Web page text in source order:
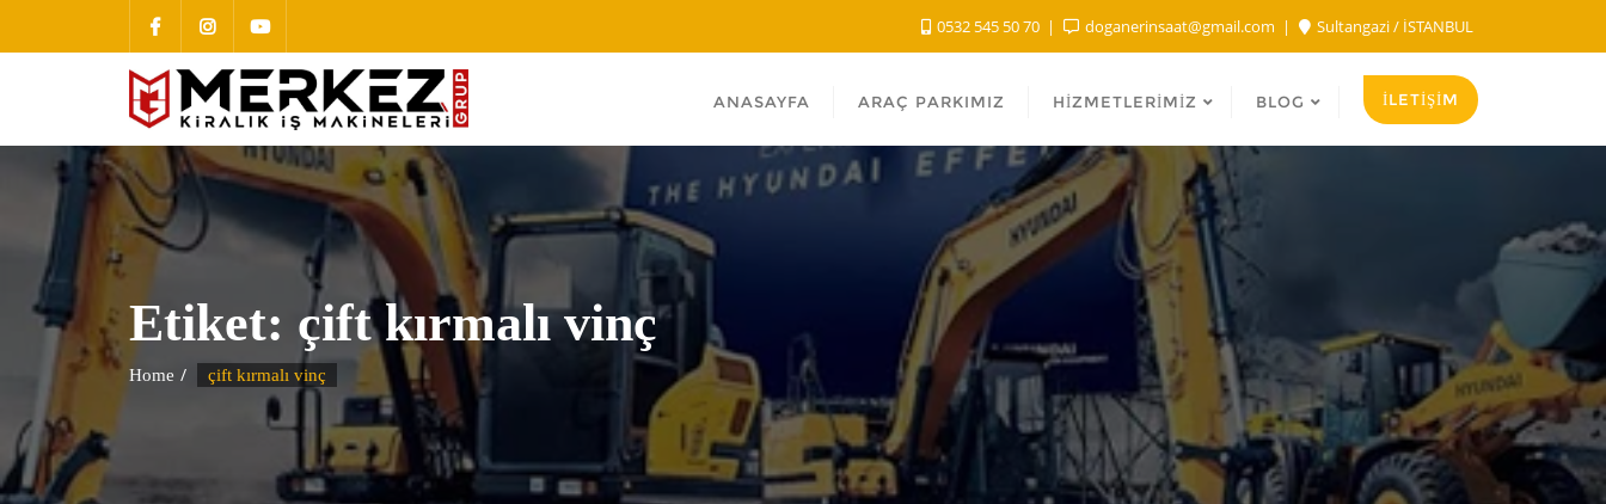
0532 545 50 70 doganerinsaat@gmail.com Sultangazi / İSTANBUL
ANASAYFA ARAÇ PARKIMIZ HIZMETLERIMIZ BLOG İLETİŞİM
Etiket: çift kırmalı vinç
Home çift kırmalı vinç